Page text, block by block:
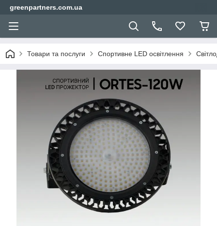
greenpartners.com.ua
Товари та послуги Спортивне LED освітлення